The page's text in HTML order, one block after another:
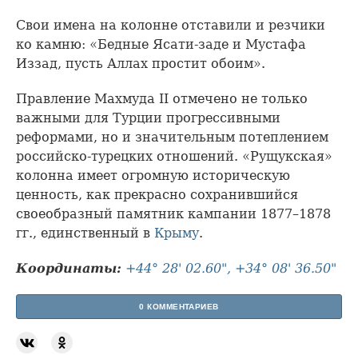
Свои имена на колонне отставили и резчики
ко камню: «Бедные Ясати-заде и Мустафа
Иззад, пусть Аллах простит обоим».
Правление Махмуда II отмечено не только
важными для Турции прогрессивными
реформами, но и значительным потеплением
российско-турецких отношений. «Рущукская»
колонна имеет огромную историческую
ценность, как прекрасно сохранившийся
своеобразный памятник кампании 1877–1878
гг., единственный в Крыму.
Координаты: +44° 28' 02.60", +34° 08' 36.50"
0 КОММЕНТАРИЕВ